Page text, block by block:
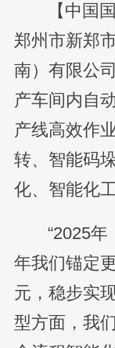
【中国
郑州市新郑
南）有限公
产车间内自
产线高效作
转、智能码
化、智能化
“2025
年我们锚定
元，稳步实
型方面，我